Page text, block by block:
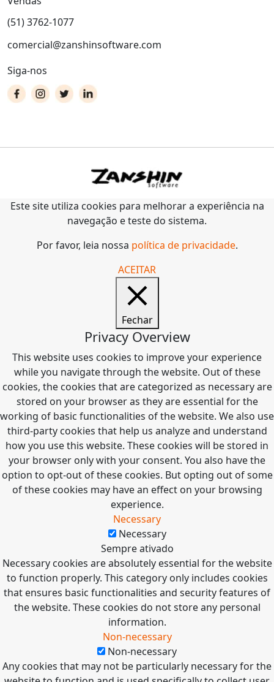
(51) 3762-1077
comercial@zanshinsoftware.com
Siga-nos
Este site utiliza cookies para melhorar a experiência na
navegação e teste do sistema.
Por favor, leia nossa política de privacidade.
ACEITAR
Fechar
Privacy Overview
This website uses cookies to improve your experience
while you navigate through the website. Out of these
cookies, the cookies that are categorized as necessary are
stored on your browser as they are essential for the
working of basic functionalities of the website. We also use
third-party cookies that help us analyze and understand
how you use this website. These cookies will be stored in
your browser only with your consent. You also have the
option to opt-out of these cookies. But opting out of some
of these cookies may have an effect on your browsing
experience.
Necessary
Necessary
Sempre ativado
Necessary cookies are absolutely essential for the website
to function properly. This category only includes cookies
that ensures basic functionalities and security features of
the website. These cookies do not store any personal
information.
Non-necessary
Non-necessary
Any cookies that may not be particularly necessary for the